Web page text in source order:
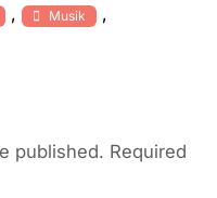
, Musik ,
published. Required